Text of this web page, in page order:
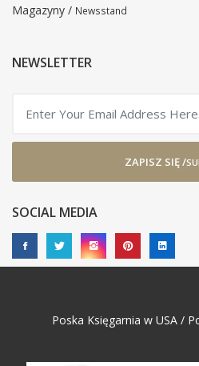
Magazyny / Newsstand
NEWSLETTER
ZAPISZ SIĘ /
SOCIAL MEDIA
Poska Księgarnia w USA /